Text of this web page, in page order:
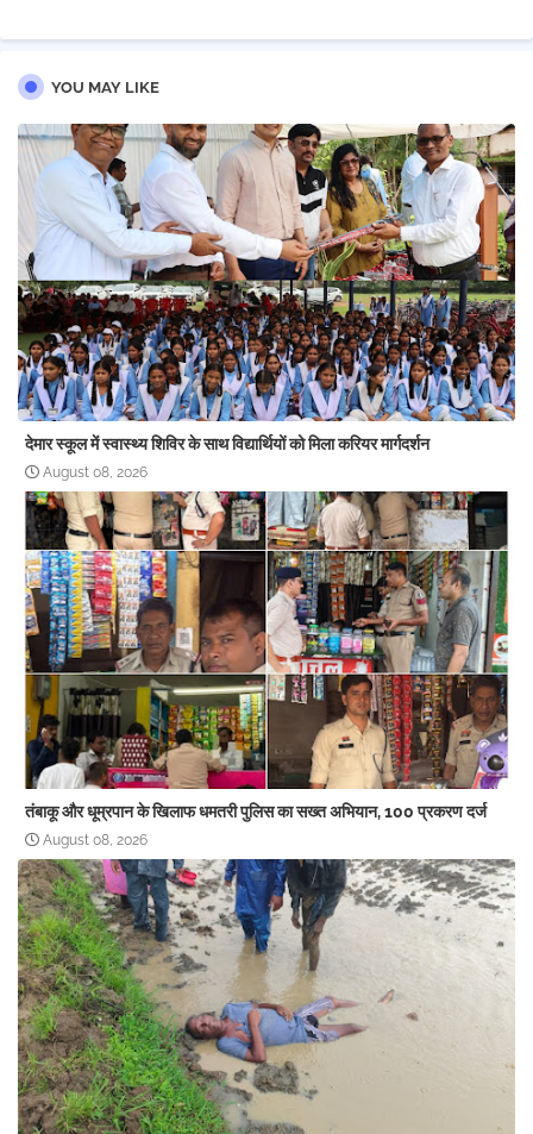
YOU MAY LIKE
देमार स्कूल में स्वास्थ्य शिविर के साथ विद्यार्थियों को मिला करियर मार्गदर्शन
August 08, 2026
तंबाकू और धूम्रपान के खिलाफ धमतरी पुलिस का सख्त अभियान, 100 प्रकरण दर्ज
August 08, 2026